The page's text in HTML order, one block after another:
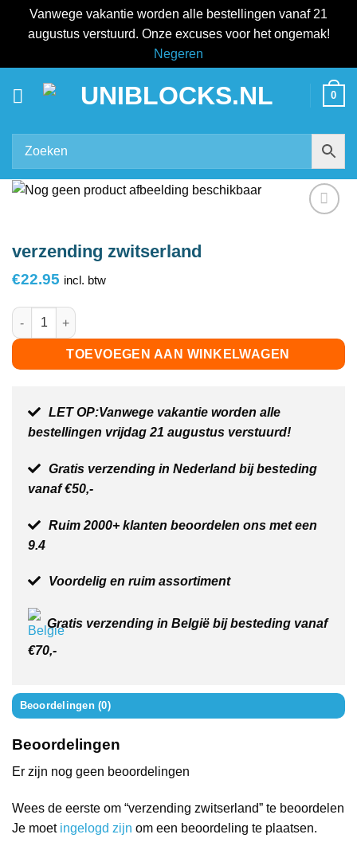
Vanwege vakantie worden alle bestellingen vanaf 21
augustus verstuurd. Onze excuses voor het ongemak!
Negeren
0
verzending zwitserland
€22.95 incl. btw
verzending zwitserland aantal
TOEVOEGEN AAN WINKELWAGEN
LET OP:Vanwege vakantie worden alle
bestellingen vrijdag 21 augustus verstuurd!
Gratis verzending in Nederland bij besteding
vanaf €50,-
Ruim 2000+ klanten beoordelen ons met een
9.4
Voordelig en ruim assortiment
Gratis verzending in België bij besteding vanaf
€70,-
Beoordelingen (0)
Beoordelingen
Er zijn nog geen beoordelingen
Wees de eerste om “verzending zwitserland” te beoordelen
Je moet ingelogd zijn om een beoordeling te plaatsen.